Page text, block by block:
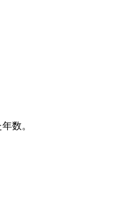
数。